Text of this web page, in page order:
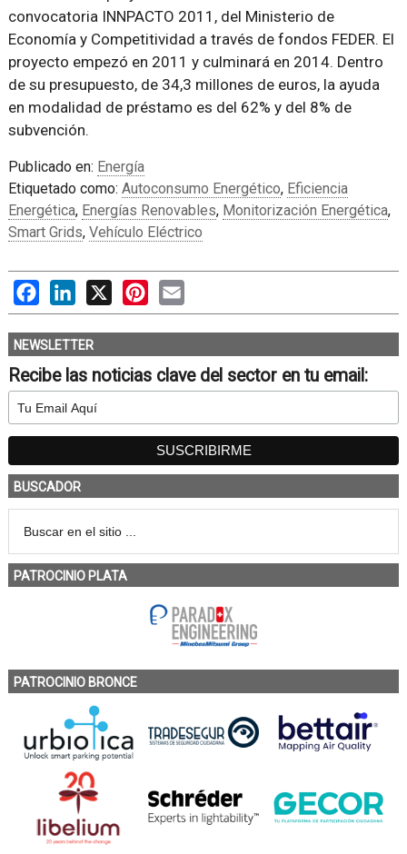
convocatoria INNPACTO 2011, del Ministerio de
Economía y Competitividad a través de fondos FEDER. El
proyecto empezó en 2011 y culminará en 2014. Dentro
de su presupuesto, de 34,3 millones de euros, la ayuda
en modalidad de préstamo es del 62% y del 8% de
subvención.
Publicado en: Energía
Etiquetado como: Autoconsumo Energético, Eficiencia
Energética, Energías Renovables, Monitorización Energética,
Smart Grids, Vehículo Eléctrico
FacebookLinkedIn
X PinterestEmail
NEWSLETTER
Recibe las noticias clave del sector en tu email:
BUSCADOR
PATROCINIO PLATA
PATROCINIO BRONCE